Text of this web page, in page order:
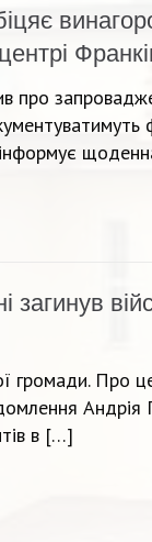
про
інформує
загинув
громади. Про
Андрія
в […]